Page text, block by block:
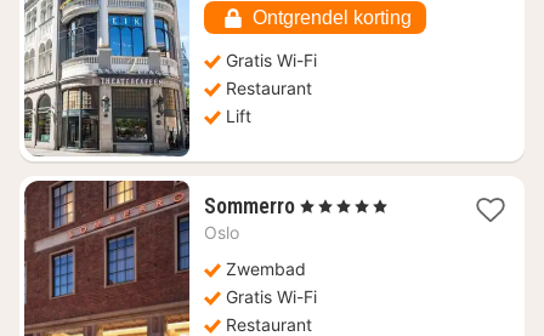
324,89
Ontgrendel korting
Gratis Wi-Fi
Restaurant
Lift
Sommerro1
€
354,37
, 5 Sterren
Oslo
Zwembad
Gratis Wi-Fi
Restaurant